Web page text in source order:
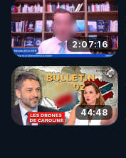
2:07:16
44:48